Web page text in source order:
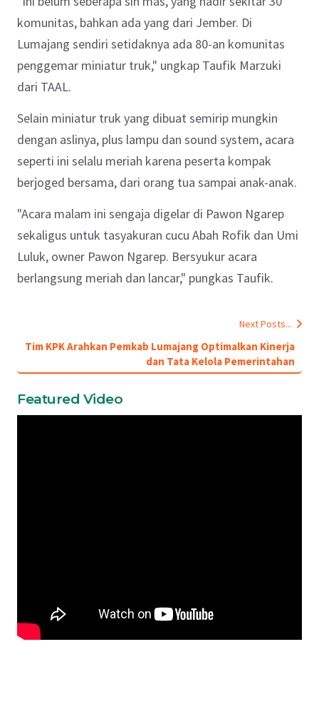
komunitas, bahkan ada yang dari Jember. Di
Lumajang sendiri setidaknya ada 80-an komunitas
penggemar miniatur truk," ungkap Taufik Marzuki
dari TAAL.
Selain miniatur truk yang dibuat semirip mungkin
dengan aslinya, plus lampu dan sound system, acara
seperti ini selalu meriah karena peserta kompak
berjoged bersama, dari orang tua sampai anak-anak.
"Acara malam ini sengaja digelar di Pawon Ngarep
sekaligus untuk tasyakuran cucu Abah Rofik dan Umi
Luluk, owner Pawon Ngarep. Bersyukur acara
berlangsung meriah dan lancar," pungkas Taufik.
Next Posts...
Tim KPK Arahkan Pemkab Lumajang Optimalkan Kinerja
dan Tata Kelola Pemerintahan
Featured Video